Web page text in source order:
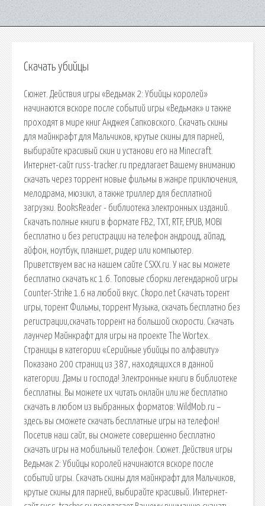
Скачать убийцы
Сюжет. Действия игры «Ведьмак 2: Убийцы королей»
начинаются вскоре после событий игры «Ведьмак» и также
проходят в мире книг Анджея Сапковского. Скачать скины
для майнкрафт для Мальчиков, крутые скины для парней,
выбирайте красивый скин и установи его на Minecraft.
Интернет-сайт russ-tracker.ru предлагает Вашему вниманию
скачать через торрент новые фильмы в жанре приключения,
мелодрама, мюзикл, а также триллер для бесплатной
загрузки. BooksReader - библиотека электронных изданий.
Скачать полные книги в формате FB2, TXT, RTF, EPUB, MOBI
бесплатно и без регистрации на телефон андроид, айпад,
айфон, ноутбук, планшет, ридер или компьютер.
Приветствуем вас на нашем сайте CSXX.ru. У нас вы можете
бесплатно скачать кс 1.6. Топовые сборки легендарной игры
Counter-Strike 1.6 на любой вкус. Ckopo.net Скачать торент
игры, торент Фильмы, торрент Музыка, скачать бесплатно без
регистрации,скачать торрент на большой скорости. Скачать
лаунчер Майнкрафт для игры на проекте The Wortex.
Страницы в категории «Серийные убийцы по алфавиту»
Показано 200 страниц из 387, находящихся в данной
категории. Дамы и господа! Электронные книги в библиотеке
бесплатны. Вы можете их читать онлайн или же бесплатно
скачать в любом из выбранных форматов: WildMob.ru –
здесь вы сможете скачать бесплатные игры на телефон!
Посетив наш сайт, вы сможете совершенно бесплатно
скачать игры на мобильный телефон. Сюжет. Действия игры
Ведьмак 2: Убийцы королей начинаются вскоре после
событий игры. Скачать скины для майнкрафт для Мальчиков,
крутые скины для парней, выбирайте красивый. Интернет-